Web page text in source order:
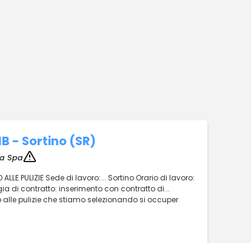
- Sortino (SR)
Spa
PULIZIE Sede di lavoro:... Sortino Orario di lavoro:
di contratto: inserimento con contratto di...
pulizie che stiamo selezionando si occuper